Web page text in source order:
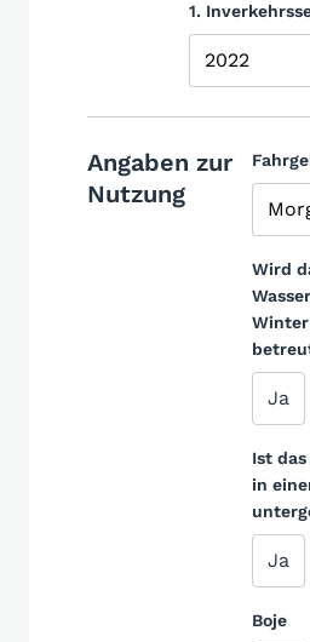
1.
Angaben zur
Nutzung
Wird
Ja
Ist
in
Ja
Boje